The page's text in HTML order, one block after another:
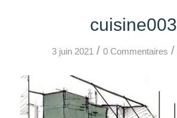
cuisine003
3 juin 2021 / 0 Commentaires /